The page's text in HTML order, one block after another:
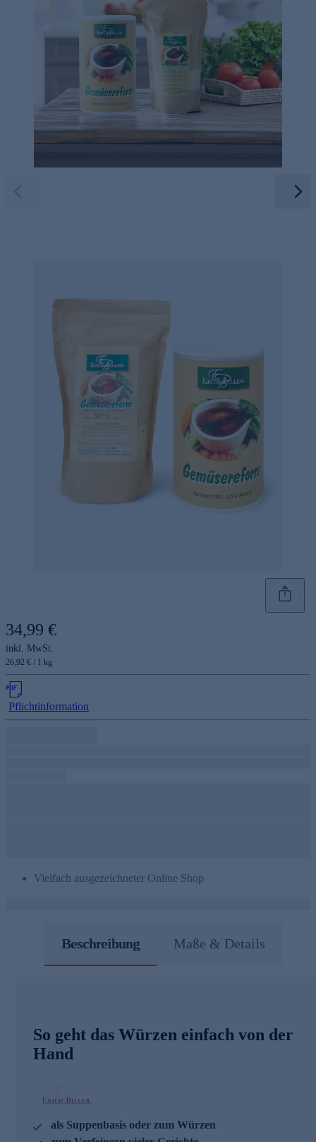
34,99 €
inkl. MwSt.
26,92 € / 1 kg
Pflichtinformation
Vielfach ausgezeichneter Online Shop
Beschreibung Maße & Details
So geht das Würzen einfach von der
Hand
als Suppenbasis oder zum Würzen